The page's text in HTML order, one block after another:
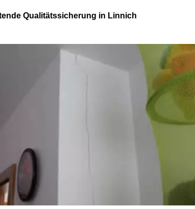
Qualitätssicherung in Linnich